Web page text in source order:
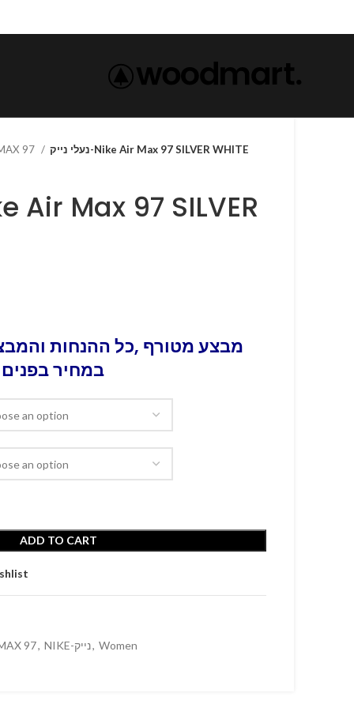
97 נעלי נייק-Nike Air Max 97 SILVER WHITE
מבצע מטורף ,כל ההנחות
במחיר
ADD TO CART
97, NIKE-נייק, Women